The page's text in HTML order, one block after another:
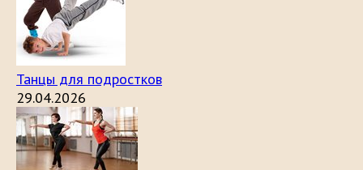
Танцы для подростков
29.04.2026